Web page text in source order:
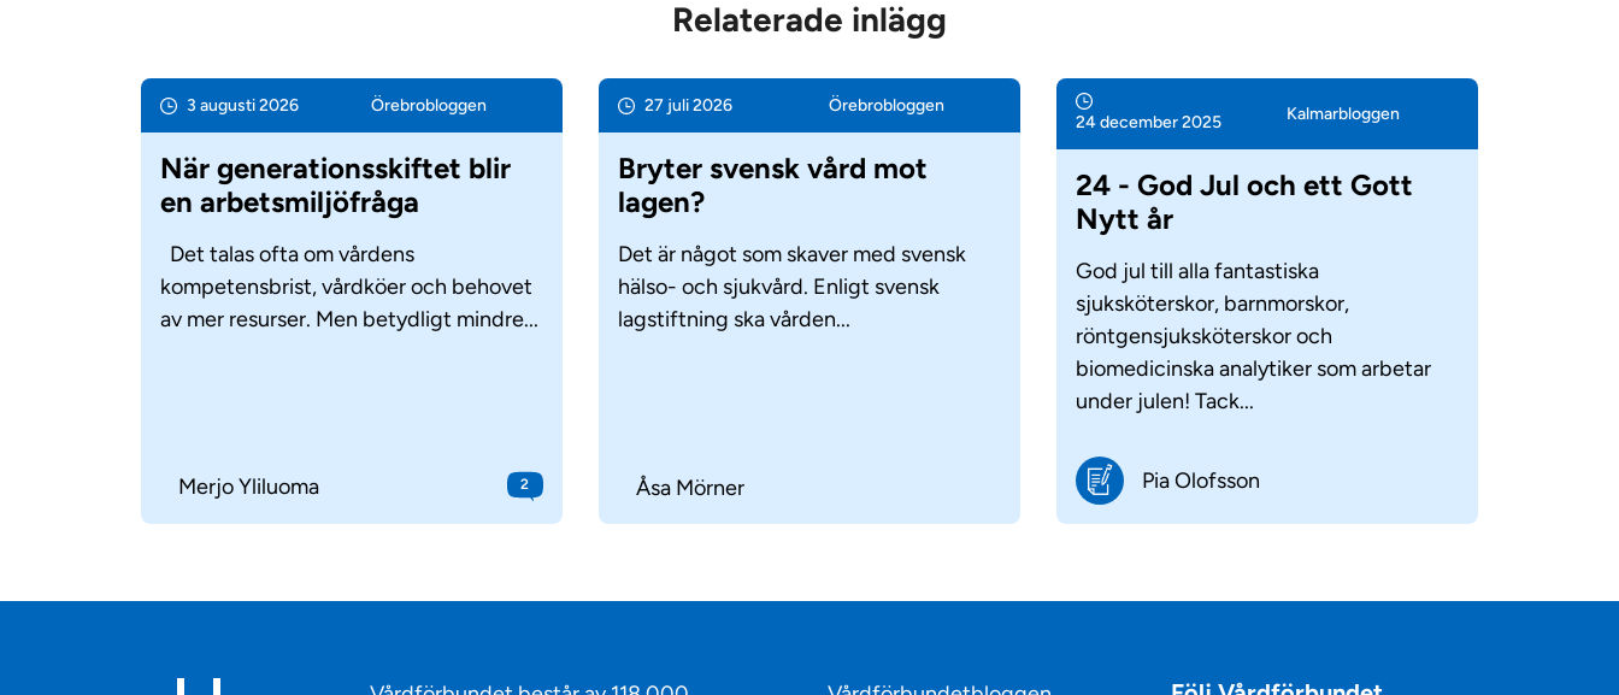
Relaterade inlägg
3 augusti 2026 Örebro­bloggen
När generationsskiftet blir
en arbetsmiljöfråga
Det talas ofta om vårdens
kompetensbrist, vårdköer och behovet
av mer resurser. Men betydligt mindre...
Merjo Yliluoma 2
27 juli 2026 Örebro­bloggen
Bryter svensk vård mot
lagen?
Det är något som skaver med svensk
hälso- och sjukvård. Enligt svensk
lagstiftning ska vården...
Åsa Mörner
24 december 2025 Kalmar­bloggen
24 - God Jul och ett Gott
Nytt år
God jul till alla fantastiska
sjuksköterskor, barnmorskor,
röntgensjuksköterskor och
biomedicinska analytiker som arbetar
under julen! Tack...
Pia Olofsson